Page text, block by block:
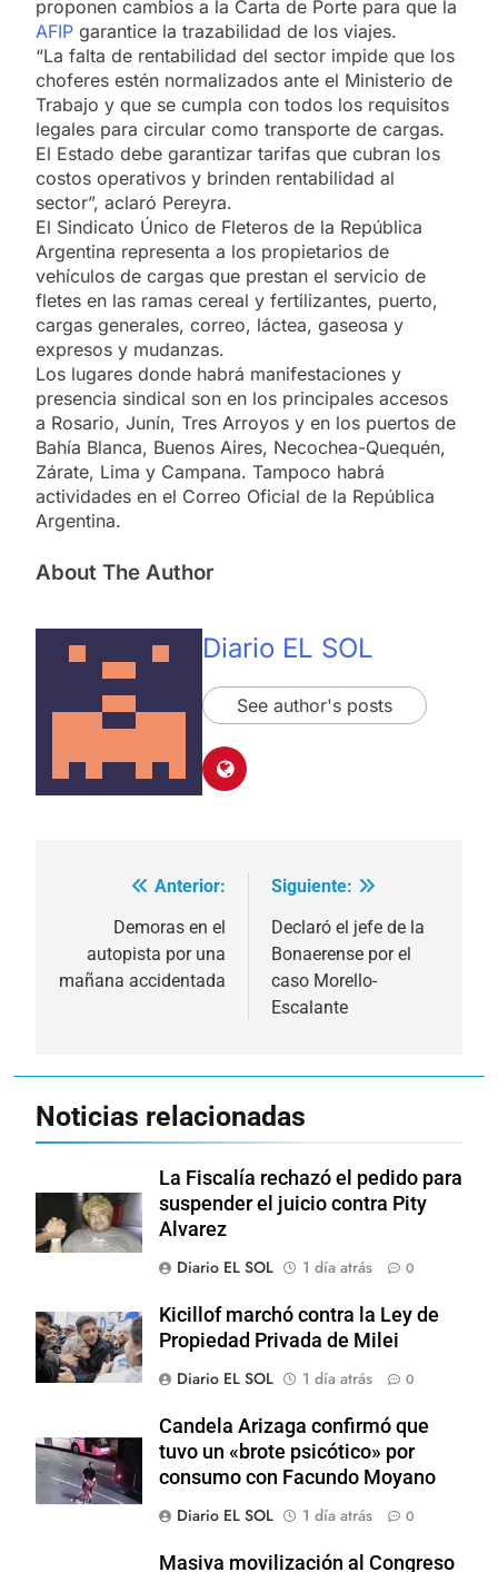
proponen cambios a la Carta de Porte para que la
AFIP garantice la trazabilidad de los viajes.
“La falta de rentabilidad del sector impide que los
choferes estén normalizados ante el Ministerio de
Trabajo y que se cumpla con todos los requisitos
legales para circular como transporte de cargas.
El Estado debe garantizar tarifas que cubran los
costos operativos y brinden rentabilidad al
sector”, aclaró Pereyra.
El Sindicato Único de Fleteros de la República
Argentina representa a los propietarios de
vehículos de cargas que prestan el servicio de
fletes en las ramas cereal y fertilizantes, puerto,
cargas generales, correo, láctea, gaseosa y
expresos y mudanzas.
Los lugares donde habrá manifestaciones y
presencia sindical son en los principales accesos
a Rosario, Junín, Tres Arroyos y en los puertos de
Bahía Blanca, Buenos Aires, Necochea-Quequén,
Zárate, Lima y Campana. Tampoco habrá
actividades en el Correo Oficial de la República
Argentina.
About The Author
Diario EL SOL
See author's posts
Navegación
entradas
Anterior:
Demoras en el
autopista por una
mañana accidentada
Siguiente:
Declaró el jefe de la
Bonaerense por el
caso Morello-
Escalante
Noticias relacionadas
La Fiscalía rechazó el pedido para
suspender el juicio contra Pity
Alvarez
Diario EL SOL
1 día atrás 0
Kicillof marchó contra la Ley de
Propiedad Privada de Milei
Diario EL SOL
1 día atrás 0
Candela Arizaga confirmó que
tuvo un «brote psicótico» por
consumo con Facundo Moyano
Diario EL SOL
1 día atrás 0
Masiva movilización al Congreso